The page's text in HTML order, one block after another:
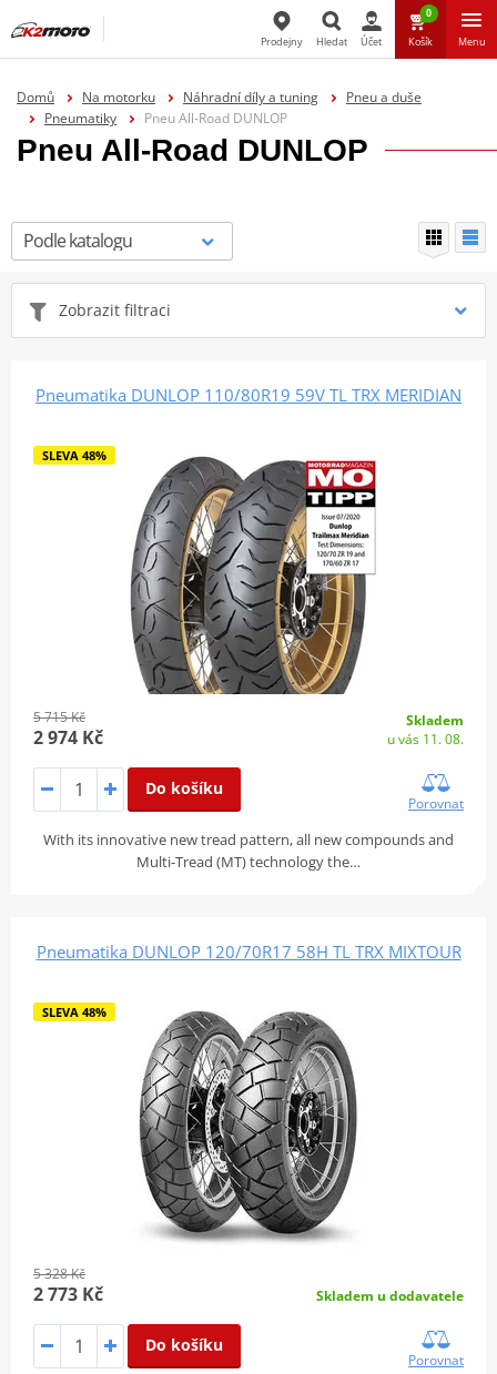
Hledat
Prodejny Hledat Účet
0
Košík Menu
Domů Na motorku Náhradní díly a tuning
Pneu a duše
Pneumatiky
Pneu All-Road DUNLOP
Pneu All-Road DUNLOP
Zobrazit filtraci
Pneumatika DUNLOP 110/80R19 59V TL TRX MERIDIAN
SLEVA 48%
5 715 Kč
2 974 Kč
Skladem
u vás 11. 08.
Do košíku
Porovnat
With its innovative new tread pattern, all new compounds and
Multi-Tread (MT) technology the…
Pneumatika DUNLOP 120/70R17 58H TL TRX MIXTOUR
SLEVA 48%
5 328 Kč
2 773 Kč Skladem u dodavatele
Do košíku
Porovnat